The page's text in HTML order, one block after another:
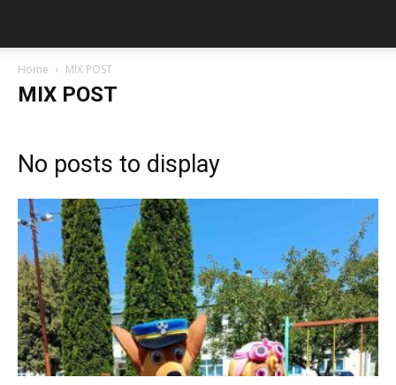
Home MIX POST
MIX POST
No posts to display